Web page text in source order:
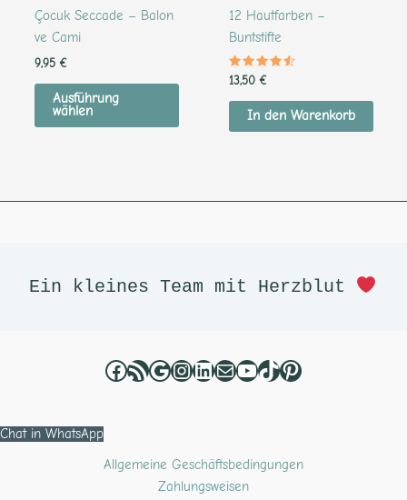
Çocuk Seccade – Balon
ve Cami
9,95 €
Ausführung
wählen
12 Hautfarben –
Buntstifte
Bewertet
mit
4.36
von 5
13,50 €
In den Warenkorb
Ein kleines Team mit Herzblut
Chat in WhatsApp
Allgemeine Geschäftsbedingungen
Zahlungsweisen